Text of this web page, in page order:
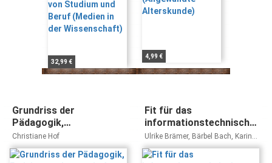
32,99 €
4,99 €
Grundriss der
Pädagogik,
Erziehungswissenschaft,
Bd. 4: Lebenslanges
Lernen, eine Einführung
Christiane Hof
Fit für das
informationstechnische
Büromanagement (Band
4): Arbeitsbuch mit
Lernarrangements für
Ulrike Brämer, Bärbel Bach, Karin
Blesius